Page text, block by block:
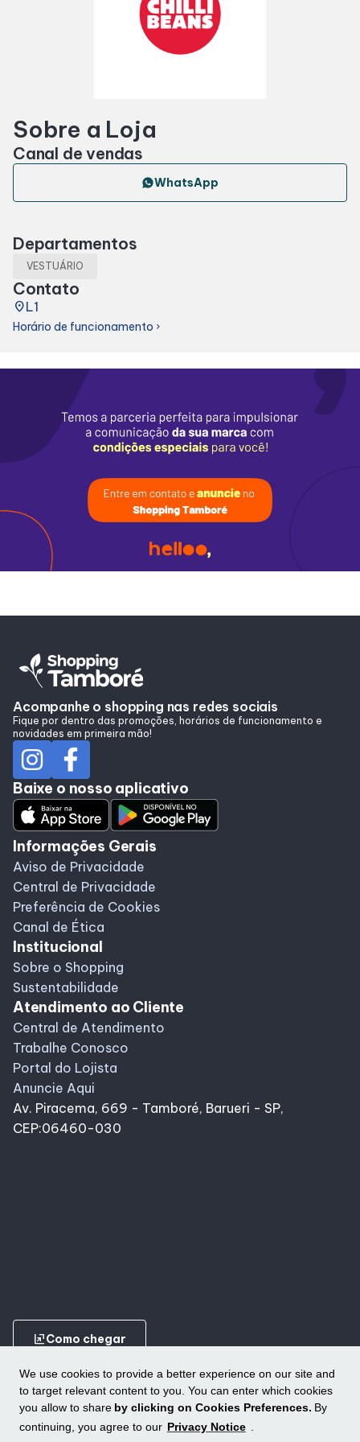
We use cookies to provide a better experience on our site and
to target relevant content to you. You can enter which cookies
you allow to share by clicking on Cookies Preferences. By
continuing, you agree to our Privacy Notice .
Cinema
Lojas e Restaurantes
Lojas
Alimentação
Programa de benefícios
Sobre a Loja
Canal de vendas
WhatsApp
Departamentos
VESTUÁRIO
Contato
placeL1
Horário de funcionamento chevron_right
Acompanhe o shopping nas redes sociais
Fique por dentro das promoções, horários de funcionamento e
novidades em primeira mão!
Baixe o nosso aplicativo
Informações Gerais
Aviso de Privacidade
Central de Privacidade
Preferência de Cookies
Canal de Ética
Institucional
Sobre o Shopping
Sustentabilidade
Atendimento ao Cliente
Central de Atendimento
Trabalhe Conosco
Portal do Lojista
Anuncie Aqui
Av. Piracema, 669 - Tamboré, Barueri - SP,
CEP:06460-030
ungroupComo chegar